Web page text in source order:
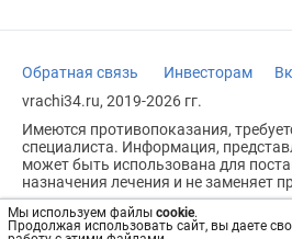
Мы используем файлы cookie.
Продолжая использовать сайт, вы даете
Обратная связь Инвесторам
vrachi34.ru, 2019-2026 гг.
Имеются противопоказания,
специалиста. Информация,
может быть использована для
назначения лечения и не заменяет
Возрастное ограничение: 18+